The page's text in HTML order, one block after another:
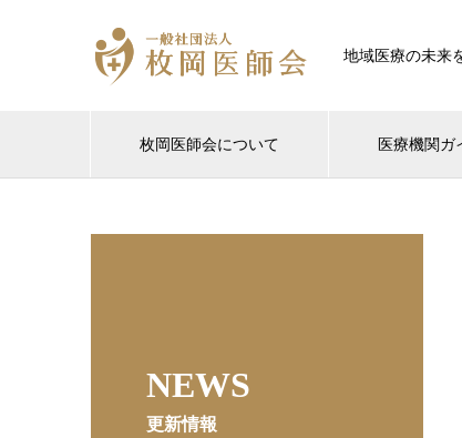
地域医療の未来
枚岡医師会について 医療機関ガ
NEWS
更新情報